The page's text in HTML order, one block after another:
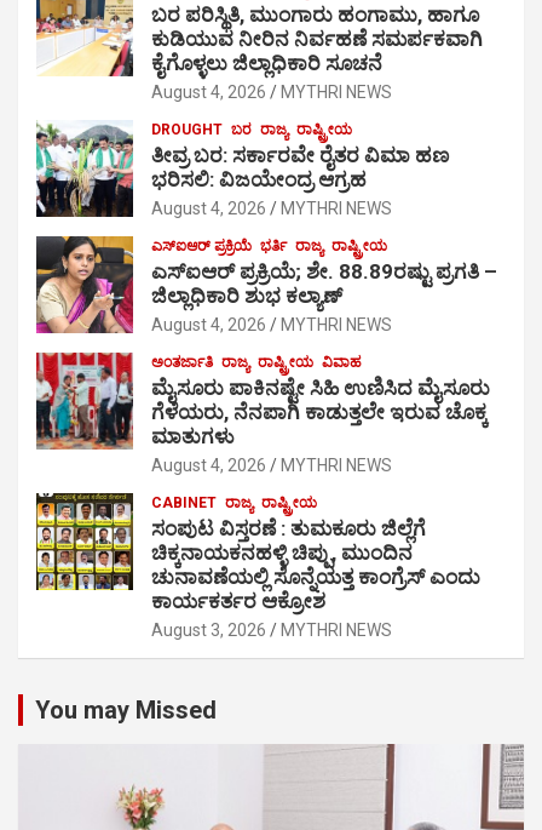
ಬರ ಪರಿಸ್ಥಿತಿ, ಮುಂಗಾರು ಹಂಗಾಮು, ಹಾಗೂ
ಕುಡಿಯುವ ನೀರಿನ ನಿರ್ವಹಣೆ ಸಮರ್ಪಕವಾಗಿ
ಕೈಗೊಳ್ಳಲು ಜಿಲ್ಲಾಧಿಕಾರಿ ಸೂಚನೆ
August 4, 2026 MYTHRI NEWS
DROUGHT ಬರ ರಾಜ್ಯ ರಾಷ್ಟ್ರೀಯ
ತೀವ್ರ ಬರ: ಸರ್ಕಾರವೇ ರೈತರ ವಿಮಾ ಹಣ
ಭರಿಸಲಿ: ವಿಜಯೇಂದ್ರ ಆಗ್ರಹ
August 4, 2026 MYTHRI NEWS
ಎಸ್‍ಐಆರ್ ಪ್ರಕ್ರಿಯೆ ಭರ್ತಿ ರಾಜ್ಯ ರಾಷ್ಟ್ರೀಯ
ಎಸ್‍ಐಆರ್ ಪ್ರಕ್ರಿಯೆ; ಶೇ. 88.89ರಷ್ಟು ಪ್ರಗತಿ –
ಜಿಲ್ಲಾಧಿಕಾರಿ ಶುಭ ಕಲ್ಯಾಣ್
August 4, 2026 MYTHRI NEWS
ಅಂತರ್ಜಾತಿ ರಾಜ್ಯ ರಾಷ್ಟ್ರೀಯ ವಿವಾಹ
ಮೈಸೂರು ಪಾಕಿನಷ್ಟೇ ಸಿಹಿ ಉಣಿಸಿದ ಮೈಸೂರು
ಗೆಳೆಯರು, ನೆನಪಾಗಿ ಕಾಡುತ್ತಲೇ ಇರುವ ಚೊಕ್ಕ
ಮಾತುಗಳು
August 4, 2026 MYTHRI NEWS
CABINET ರಾಜ್ಯ ರಾಷ್ಟ್ರೀಯ
ಸಂಪುಟ ವಿಸ್ತರಣೆ : ತುಮಕೂರು ಜಿಲ್ಲೆಗೆ
ಚಿಕ್ಕನಾಯಕನಹಳ್ಳಿ ಚಿಪ್ಪು, ಮುಂದಿನ
ಚುನಾವಣೆಯಲ್ಲಿ ಸೊನ್ನೆಯತ್ತ ಕಾಂಗ್ರೆಸ್ ಎಂದು
ಕಾರ್ಯಕರ್ತರ ಆಕ್ರೋಶ
August 3, 2026 MYTHRI NEWS
You may Missed